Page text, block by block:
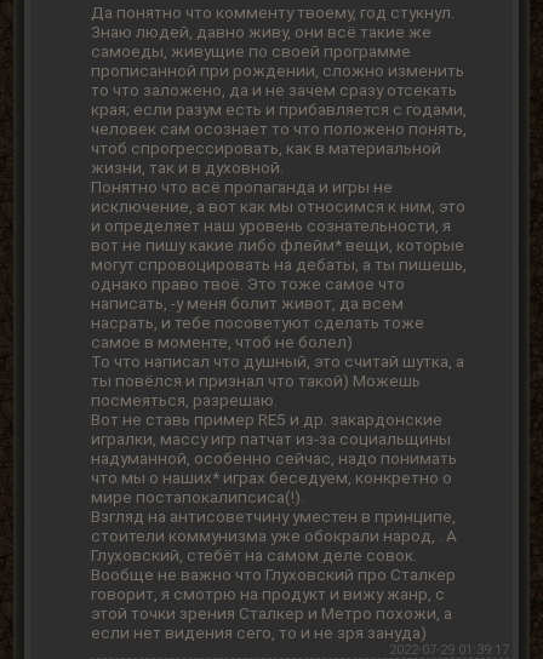
Да понятно что комменту твоему, год стукнул.
Знаю людей, давно живу, они всё такие же
самоеды, живущие по своей программе
прописанной при рождении, сложно изменить
то что заложено, да и не зачем сразу отсекать
края; если разум есть и прибавляется с годами,
человек сам осознает то что положено понять,
чтоб спрогрессировать, как в материальной
жизни, так и в духовной.
Понятно что всё пропаганда и игры не
исключение, а вот как мы относимся к ним, это
и определяет наш уровень сознательности, я
вот не пишу какие либо флейм* вещи, которые
могут спровоцировать на дебаты, а ты пишешь,
однако право твоё. Это тоже самое что
написать, -у меня болит живот, да всем
насрать, и тебе посоветуют сделать тоже
самое в моменте, чтоб не болел)
То что написал что душный, это считай шутка, а
ты повёлся и признал что такой) Можешь
посмеяться, разрешаю.
Вот не ставь пример RE5 и др. закардонские
игралки, массу игр патчат из-за социальщины
надуманной, особенно сейчас, надо понимать
что мы о наших* играх беседуем, конкретно о
мире постапокалипсиса(!).
Взгляд на антисоветчину уместен в принципе,
стоители коммунизма уже обокрали народ, . А
Глуховский, стебёт на самом деле совок.
Вообще не важно что Глуховский про Сталкер
говорит, я смотрю на продукт и вижу жанр, с
этой точки зрения Сталкер и Метро похожи, а
если нет видения сего, то и не зря зануда)
2022-07-29 01:39:17